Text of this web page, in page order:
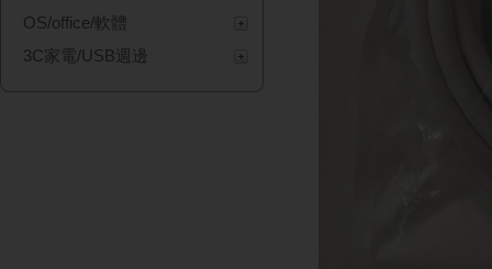
OS/office/軟體
3C家電/USB週邊